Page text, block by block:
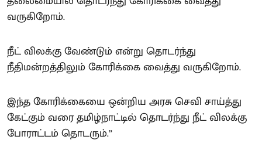
வருகிறோம்.
நீட் விலக்கு வேண்டும் என்று தொடர்ந்து
நீதிமன்றத்திலும் கோரிக்கை வைத்து வருகிறோம்.
இந்த கோரிக்கையை ஒன்றிய அரசு செவி சாய்த்து
கேட்கும் வரை தமிழ்நாட்டில் தொடர்ந்து நீட் விலக்கு
போராட்டம் தொடரும்.”